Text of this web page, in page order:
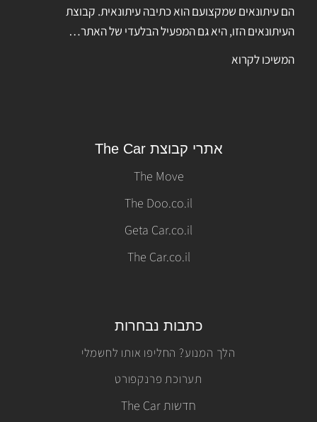
הם עיתונאים שמקצועם הוא כתיבה עיתונאית. קבוצת
העיתונאים הזו, היא גם המפעיל הבלעדי של האתר…
המשיכו לקרוא
אתרי קבוצת The Car
The Move
The Doo.co.il
Geta Car.co.il
The Car.co.il
כתבות נבחרות
הלך המנוע? החליפו אותו לחשמלי
תערוכת פרנקפורט
חדשות The Car